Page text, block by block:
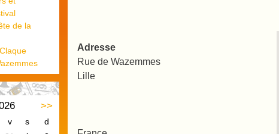
Adresse
Rue de Wazemmes
Lille
de la
>>
v s
d